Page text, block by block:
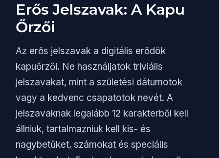
Erős Jelszavak: A Kapu
Őrzői
Az erős jelszavak a digitális erődök
kapuőrzői. Ne használjatok triviális
jelszavakat, mint a születési dátumotok
vagy a kedvenc csapatotok nevét. A
jelszavaknak legalább 12 karakterből kell
állniuk, tartalmazniuk kell kis- és
nagybetűket, számokat és speciális